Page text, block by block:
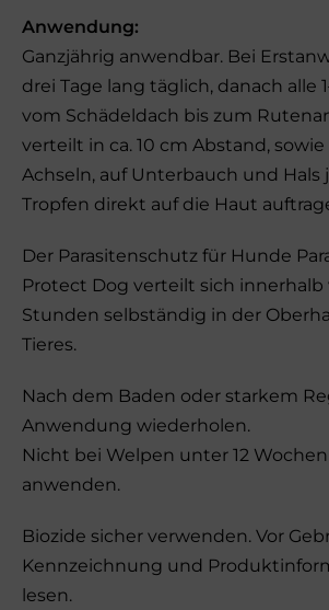
Anwendung:
Ganzjährig anwendbar. Bei
drei Tage lang täglich, danach alle
vom Schädeldach bis zum
verteilt in ca. 10 cm Abstand,
Achseln, auf Unterbauch und Hals
Tropfen direkt auf die Haut
Der Parasitenschutz für Hunde
Protect Dog verteilt sich innerhalb
Stunden selbständig in der
Tieres.
Nach dem Baden oder starkem
Anwendung wiederholen.
Nicht bei Welpen unter 12 Wochen
anwenden.
Biozide sicher verwenden. Vor
Kennzeichnung und
lesen.